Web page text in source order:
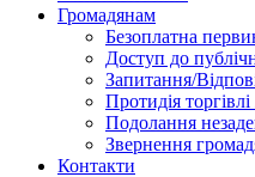
Громадянам
Безоплатна
Доступ до
Запитання/
Протидія
Подолання
Звернення
Контакти